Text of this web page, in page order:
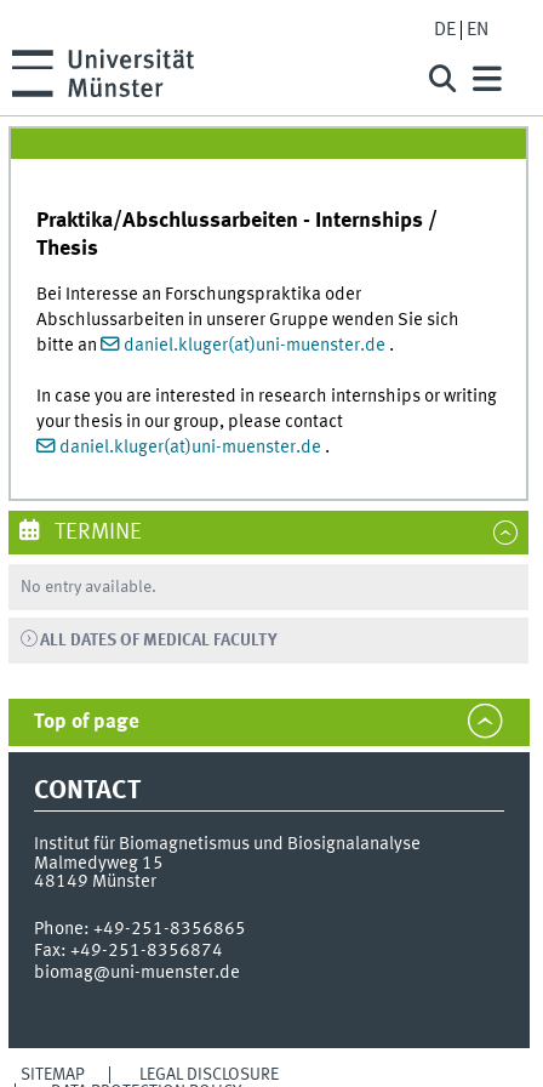
DE EN
Praktika/Abschlussarbeiten - Internships /
Thesis
Bei Interesse an Forschungspraktika oder
Abschlussarbeiten in unserer Gruppe wenden Sie sich
bitte an
daniel.kluger(at)uni-muenster.de .
In case you are interested in research internships or writing
your thesis in our group, please contact
daniel.kluger(at)uni-muenster.de .
TERMINE
No entry available.
ALL DATES OF MEDICAL FACULTY
Top of page
CONTACT
Institut für Biomagnetismus und Biosignalanalyse
Malmedyweg 15
48149 Münster
Phone:+49-251-8356865
Fax:+49-251-8356874
biomag@uni-muenster.de
SITEMAP
LEGAL DISCLOSURE